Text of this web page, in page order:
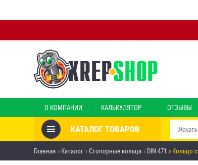
О КОМПАНИИ КАЛЬКУЛЯТОР ОТЗЫВЫ
КАТАЛОГ ТОВАРОВ
Товары со скидкой
Главная Каталог Стопорные кольца DIN 471 Кольцо